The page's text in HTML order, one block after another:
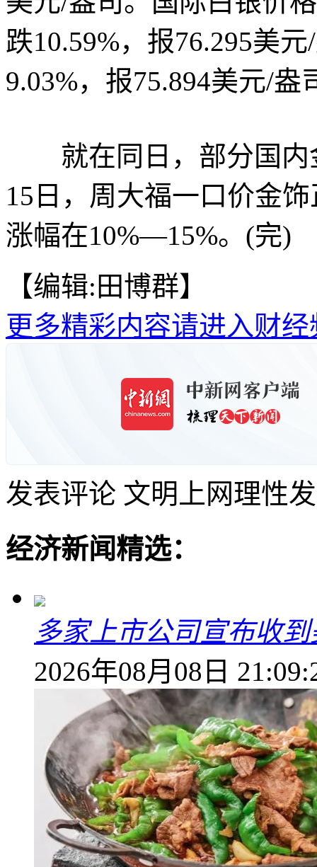
跌10.59%，报76.295美
9.03%，报75.894美元/盎
就在同日，部分国内
15日，周大福一口价金
涨幅在10%—15%。(完)
【编辑:田博群】
更多精彩内容请进入财经
发表评论 文明上网理性
经济新闻精选：
多家上市公司宣布收
2026年08月08日